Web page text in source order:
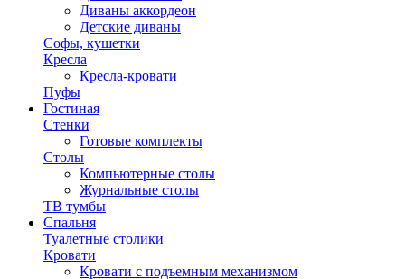
Диваны аккордеон
Детские диваны
Софы, кушетки
Кресла
Кресла-кровати
Пуфы
Гостиная
Стенки
Готовые комплекты
Столы
Компьютерные столы
Журнальные столы
ТВ тумбы
Спальня
Туалетные столики
Кровати
Кровати с подъемным механизмом